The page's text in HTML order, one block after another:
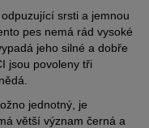
srsti a jemnou
pes nemá rád vysoké
jeho silné a dobře
jsou povoleny tři
jednotný, je
větší význam černá a